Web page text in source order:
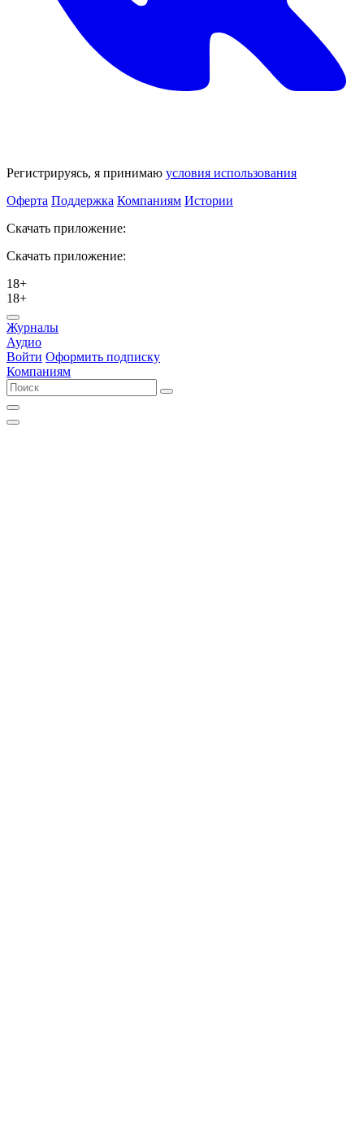
Регистрируясь, я принимаю условия использования
Оферта Поддержка Компаниям Истории
Скачать приложение:
Скачать приложение:
18+
18+
Журналы
Аудио
Войти Оформить подписку
Компаниям